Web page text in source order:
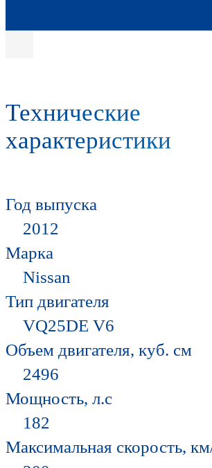
Технические
характеристики
Год выпуска
2012
Марка
Nissan
Тип двигателя
VQ25DE V6
Объем двигателя, куб. см
2496
Мощность, л.с
182
Максимальная скорость,